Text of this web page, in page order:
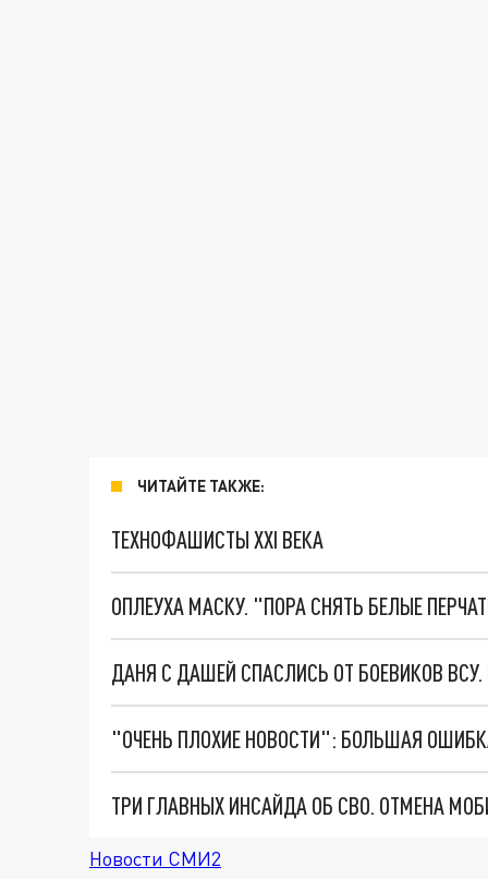
ЧИТАЙТЕ ТАКЖЕ:
ТЕХНОФАШИСТЫ XXI ВЕКА
ОПЛЕУХА МАСКУ. "ПОРА СНЯТЬ БЕЛЫЕ
ДАНЯ С ДАШЕЙ СПАСЛИСЬ ОТ БОЕВИКОВ
Новости СМИ2